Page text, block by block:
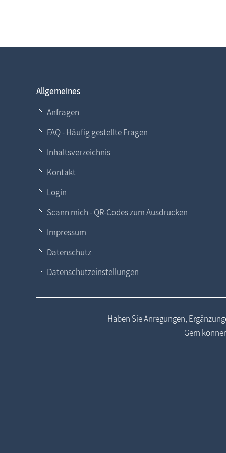
Allgemeines
Anfragen
FAQ - Häufig gestellte Fragen
Inhaltsverzeichnis
Kontakt
Login
Scann mich - QR-Codes zum Ausdrucken
Impressum
Datenschutz
Datenschutzeinstellungen
Haben Sie Anregungen,
Gern